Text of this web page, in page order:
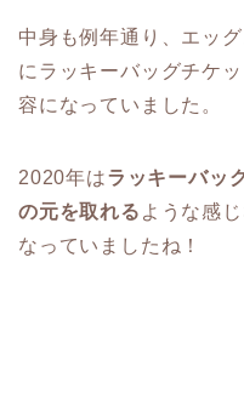
中身も例年通り、エッ
にラッキーバッグチケ
容になっていました。
2020年はラッキーバッ
の元を取れる ような感
なっていましたね！